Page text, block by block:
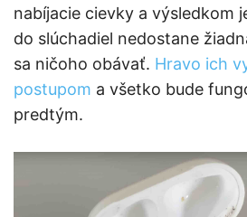
nabíjacie cievky a výsledkom
do slúchadiel nedostane
sa ničoho obávať. Hravo ich
postupom a všetko bude
predtým.